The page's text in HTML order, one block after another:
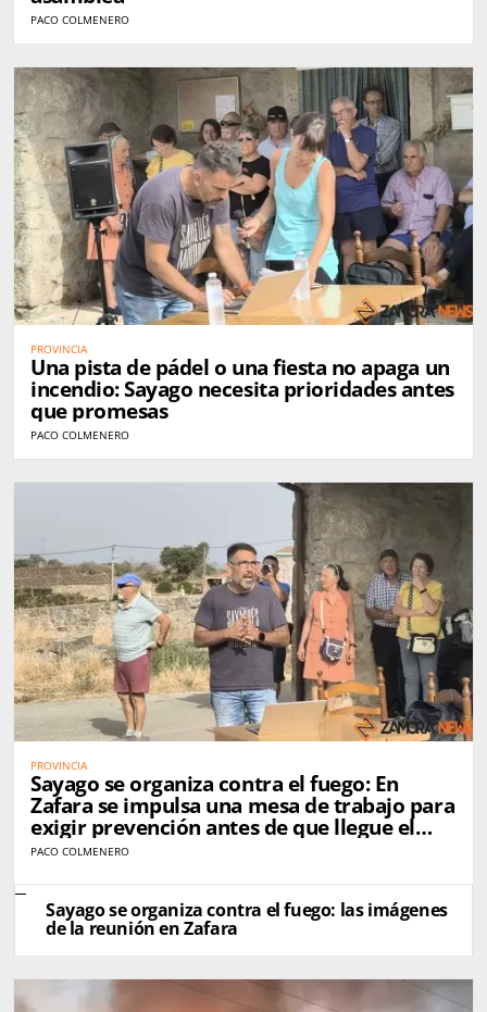
PACO COLMENERO
PROVINCIA
Una pista de pádel o una fiesta no apaga un
incendio: Sayago necesita prioridades antes
que promesas
PACO COLMENERO
PROVINCIA
Sayago se organiza contra el fuego: En
Zafara se impulsa una mesa de trabajo para
exigir prevención antes de que llegue el
próximo incendio
PACO COLMENERO
Sayago se organiza contra el fuego: las imágenes
de la reunión en Zafara